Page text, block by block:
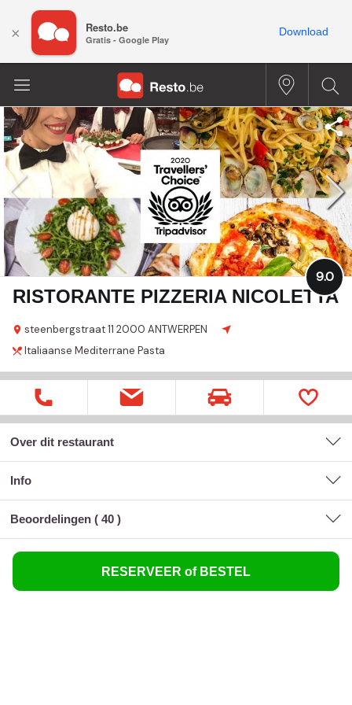
RISTORANTE PIZZERIA NICOLETTA
steenbergstraat 11 2000 ANTWERPEN
9.0
Italiaanse Mediterrane Pasta
Over dit restaurant
Info
Beoordelingen ( 40 )
RESERVEER of BESTEL
× Resto.be
Gratis - Google Play
Download